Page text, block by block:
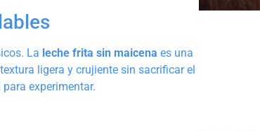
La leche frita sin maicena es una
ligera y crujiente sin sacrificar el
experimentar.